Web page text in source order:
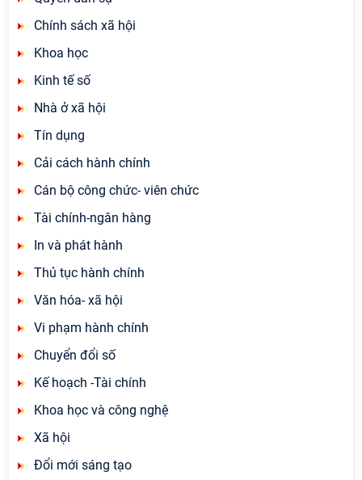
Chính sách xã hội
Khoa học
Kinh tế số
Nhà ở xã hội
Tín dụng
Cải cách hành chính
Cán bộ công chức- viên chức
Tài chính-ngân hàng
In và phát hành
Thủ tục hành chính
Văn hóa- xã hội
Vi phạm hành chính
Chuyển đổi số
Kế hoạch -Tài chính
Khoa học và công nghệ
Xã hội
Đổi mới sáng tạo